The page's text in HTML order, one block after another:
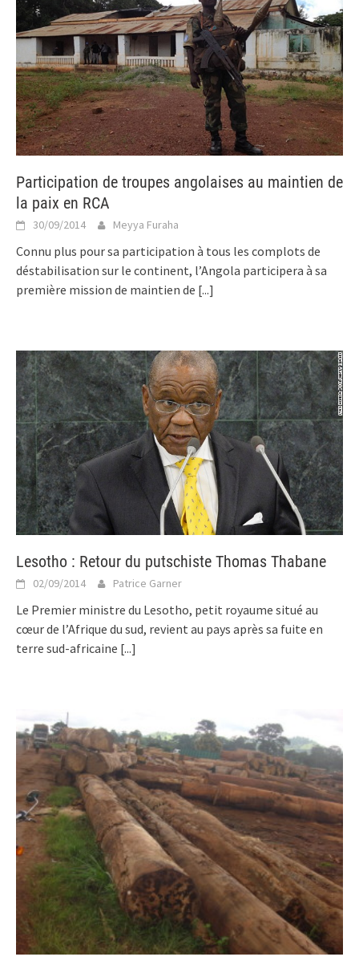
Participation de troupes angolaises au maintien de
la paix en RCA
30/09/2014 Meyya Furaha
Connu plus pour sa participation à tous les complots de
déstabilisation sur le continent, l’Angola participera à sa
première mission de maintien de [...]
Lesotho : Retour du putschiste Thomas Thabane
02/09/2014 Patrice Garner
Le Premier ministre du Lesotho, petit royaume situé au
cœur de l’Afrique du sud, revient au pays après sa fuite en
terre sud-africaine [...]